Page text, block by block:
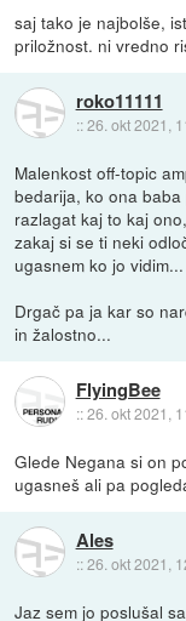
saj tako je najbolše,
priložnost. ni vredno
roko11111
::26. okt 2021,
Malenkost off-topic
bedarija, ko ona
razlagat kaj to kaj
zakaj si se ti neki
ugasnem ko jo vidim...
Drgač pa ja kar so
in žalostno...
FlyingBee
::26. okt 2021,
Glede Negana si on
ugasneš ali pa
Ales
::26. okt 2021,
Jaz sem jo poslušal